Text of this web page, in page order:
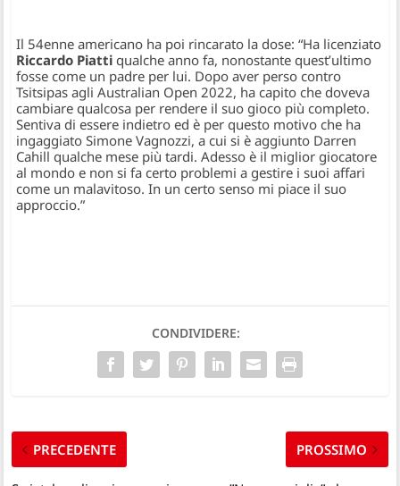
Il 54enne americano ha poi rincarato la dose: “Ha licenziato
Riccardo Piattiqualche anno fa, nonostante quest’ultimo
fosse come un padre per lui. Dopo aver perso contro
Tsitsipas agli Australian Open 2022, ha capito che doveva
cambiare qualcosa per rendere il suo gioco più completo.
Sentiva di essere indietro ed è per questo motivo che ha
ingaggiato Simone Vagnozzi, a cui si è aggiunto Darren
Cahill qualche mese più tardi. Adesso è il miglior giocatore
al mondo e non si fa certo problemi a gestire i suoi affari
come un malavitoso. In un certo senso mi piace il suo
approccio.”
CONDIVIDERE:
PRECEDENTE PROSSIMO